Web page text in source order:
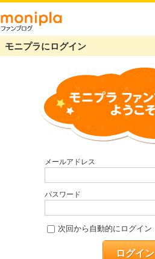
モニプラにログイン
メールアドレス
パスワード
次回から自動的にログイン
ログイン